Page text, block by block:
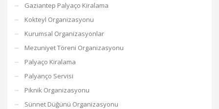
Gaziantep Palyaço Kiralama
Kokteyl Organizasyonu
Kurumsal Organizasyonlar
Mezuniyet Töreni Organizasyonu
Palyaço Kiralama
Palyanço Servisi
Piknik Organizasyonu
Sünnet Düğünü Organizasyonu